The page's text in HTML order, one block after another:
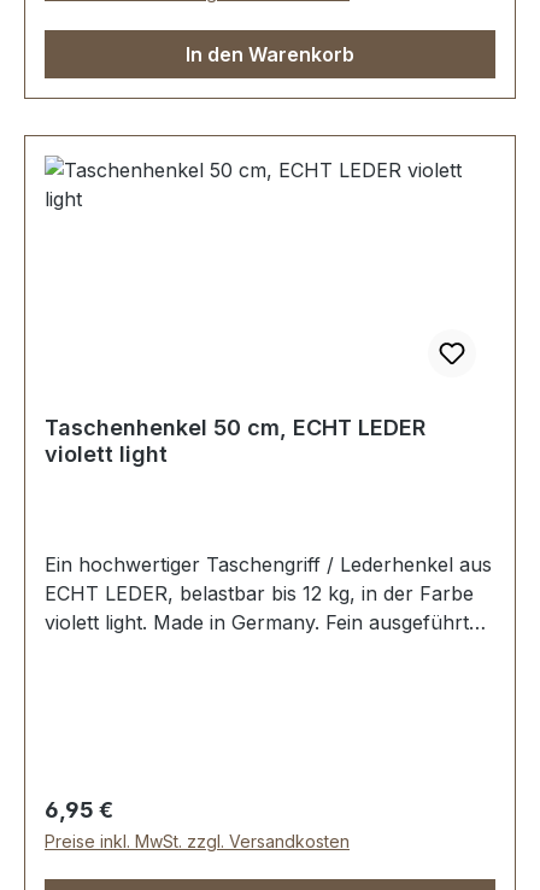
In den Warenkorb
Taschenhenkel 50 cm, ECHT LEDER
violett light
Ein hochwertiger Taschengriff / Lederhenkel aus
ECHT LEDER, belastbar bis 12 kg, in der Farbe
violett light. Made in Germany. Fein ausgeführte
Regulärer Preis:
6,95 €
Preise inkl. MwSt. zzgl. Versandkosten